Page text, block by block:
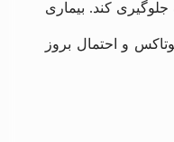
کند. بیماری‌
و احتمال بروز